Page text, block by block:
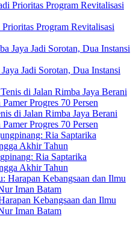
Program Revitalisasi
Jadi Sorotan, Dua Instansi
di Jalan Rimba Jaya Berani
Progres 70 Persen
Ria Saptarika
Akhir Tahun
Kebangsaan dan Ilmu
Iman Batam